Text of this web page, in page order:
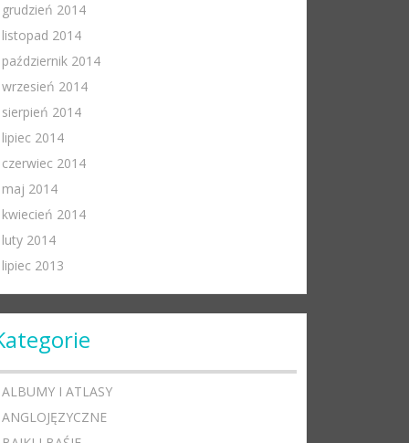
grudzień 2014
listopad 2014
październik 2014
wrzesień 2014
sierpień 2014
lipiec 2014
czerwiec 2014
maj 2014
kwiecień 2014
luty 2014
lipiec 2013
ALBUMY I ATLASY
ANGLOJĘZYCZNE